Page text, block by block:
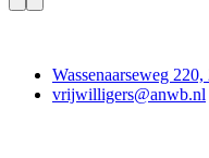
Wassenaarseweg
vrijwilligers@anwb.nl